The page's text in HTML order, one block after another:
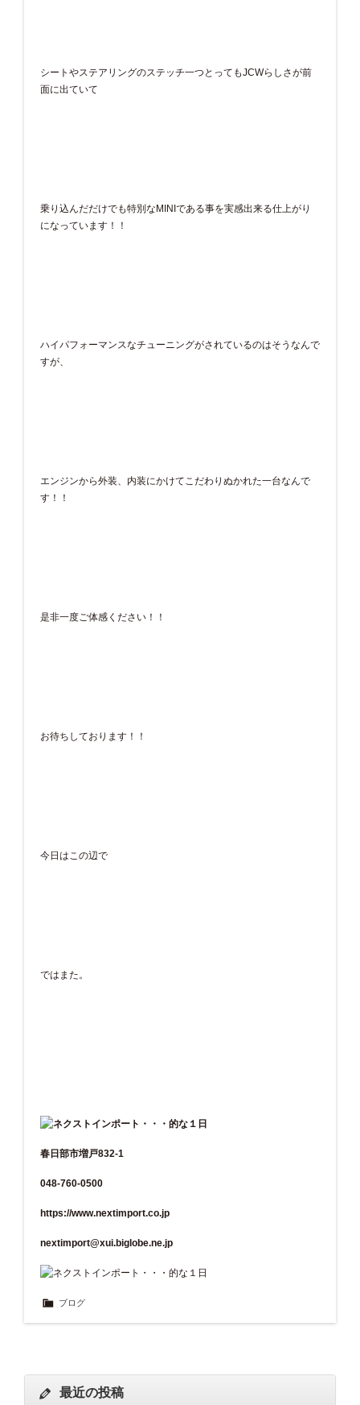
シートやステアリングのステッチ一つとってもJCWらしさが前
面に出ていて
乗り込んだだけでも特別なMINIである事を実感出来る仕上がり
になっています！！
ハイパフォーマンスなチューニングがされているのはそうなんで
すが、
エンジンから外装、内装にかけてこだわりぬかれた一台なんで
す！！
是非一度ご体感ください！！
お待ちしております！！
今日はこの辺で
ではまた。
春日部市増戸832-1
048-760-0500
https://www.nextimport.co.jp
nextimport@xui.biglobe.ne.jp
ブログ
最近の投稿